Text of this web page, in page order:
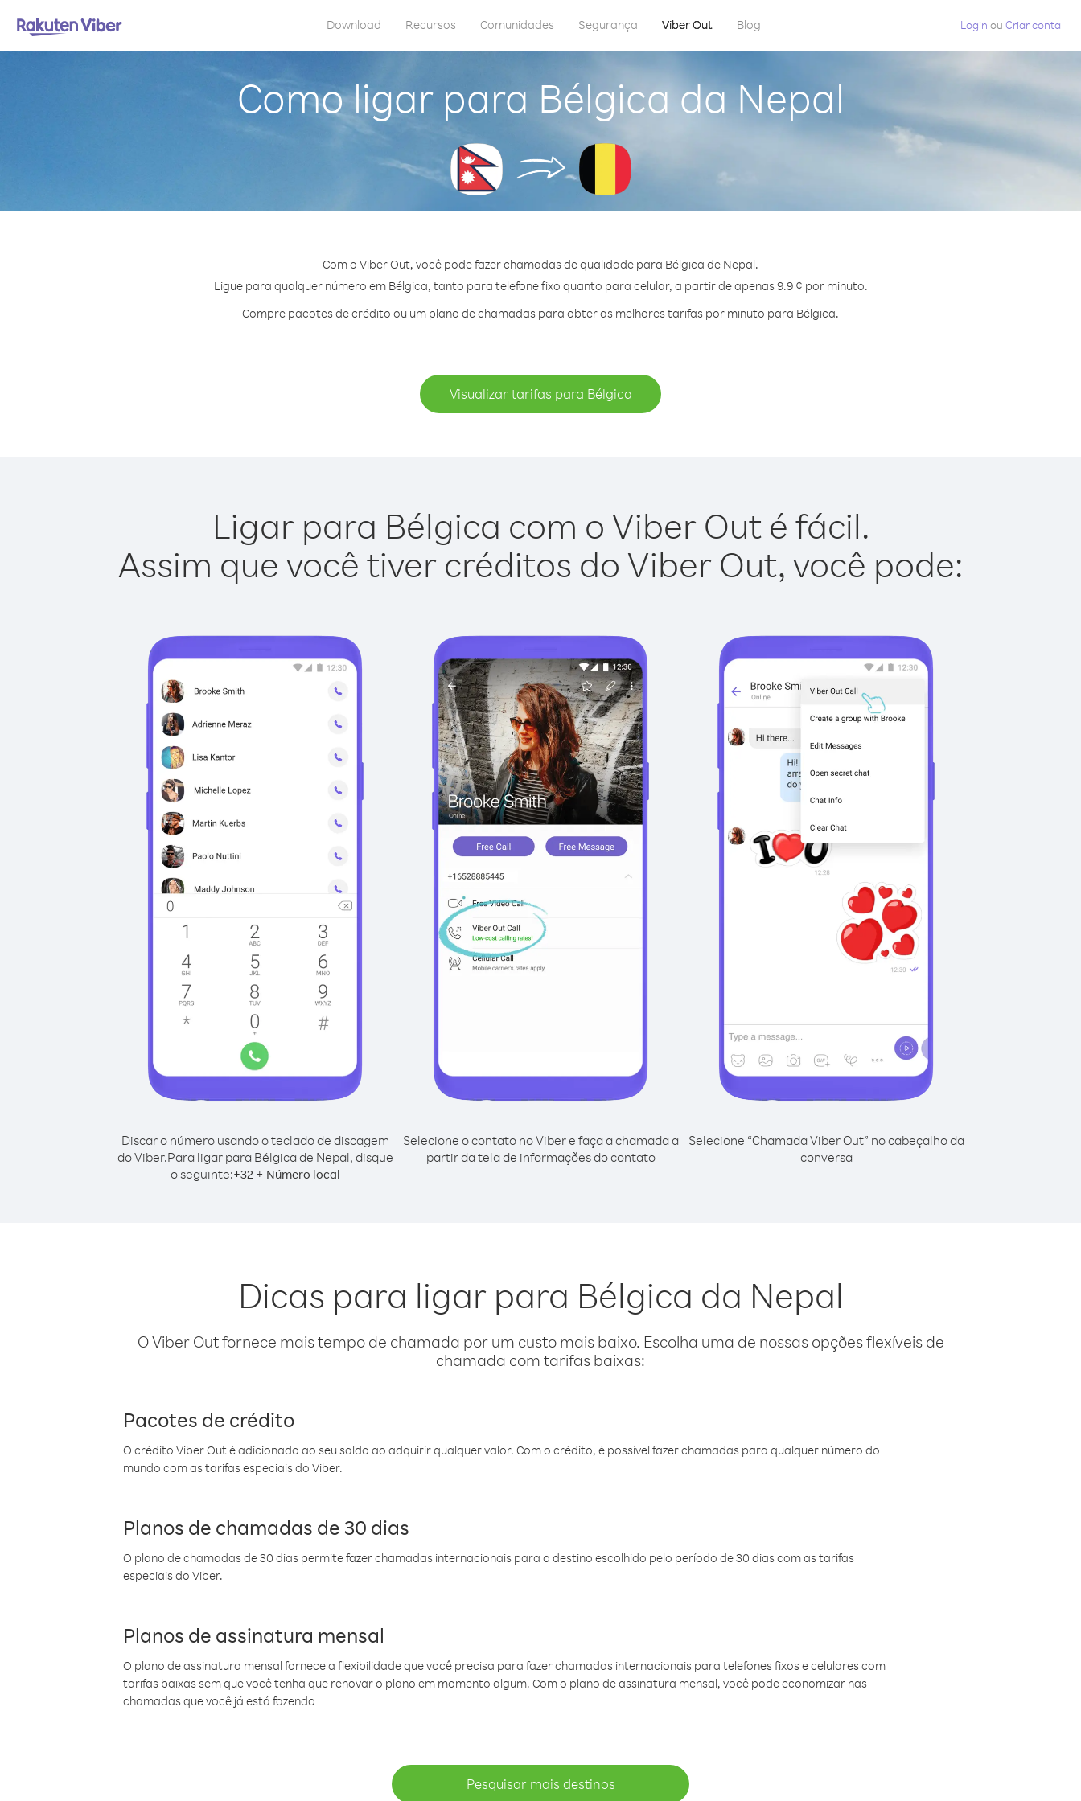
Download Recursos Comunidades Segurança Viber Out Blog Login ou Criar conta
Como ligar para Bélgica da Nepal
Com o Viber Out, você pode fazer chamadas de qualidade para Bélgica de Nepal.
Ligue para qualquer número em Bélgica, tanto para telefone fixo quanto para celular, a partir de apenas 9.9 ¢ por minuto.
Compre pacotes de crédito ou um plano de chamadas para obter as melhores tarifas por minuto para Bélgica.
Visualizar tarifas para Bélgica
Ligar para Bélgica com o Viber Out é fácil.
Assim que você tiver créditos do Viber Out, você pode:
Discar o número usando o teclado de discagem
do Viber.Para ligar para Bélgica de Nepal, disque
o seguinte:+32+ Número local
Selecione o contato no Viber e faça a chamada a
partir da tela de informações do contato
Selecione “Chamada Viber Out” no cabeçalho da
conversa
Dicas para ligar para Bélgica da Nepal
O Viber Out fornece mais tempo de chamada por um custo mais baixo. Escolha uma de nossas opções flexíveis de
chamada com tarifas baixas:
Pacotes de crédito
O crédito Viber Out é adicionado ao seu saldo ao adquirir qualquer valor. Com o crédito, é possível fazer chamadas para qualquer número do
mundo com as tarifas especiais do Viber.
Planos de chamadas de 30 dias
O plano de chamadas de 30 dias permite fazer chamadas internacionais para o destino escolhido pelo período de 30 dias com as tarifas
especiais do Viber.
Planos de assinatura mensal
O plano de assinatura mensal fornece a flexibilidade que você precisa para fazer chamadas internacionais para telefones fixos e celulares com
tarifas baixas sem que você tenha que renovar o plano em momento algum. Com o plano de assinatura mensal, você pode economizar nas
chamadas que você já está fazendo
Pesquisar mais destinos